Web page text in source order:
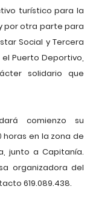
turístico para la
por otra parte para
Social y Tercera
Puerto Deportivo,
solidario que
comienzo su
horas en la zona de
junto a Capitanía.
organizadora del
619.089.438.